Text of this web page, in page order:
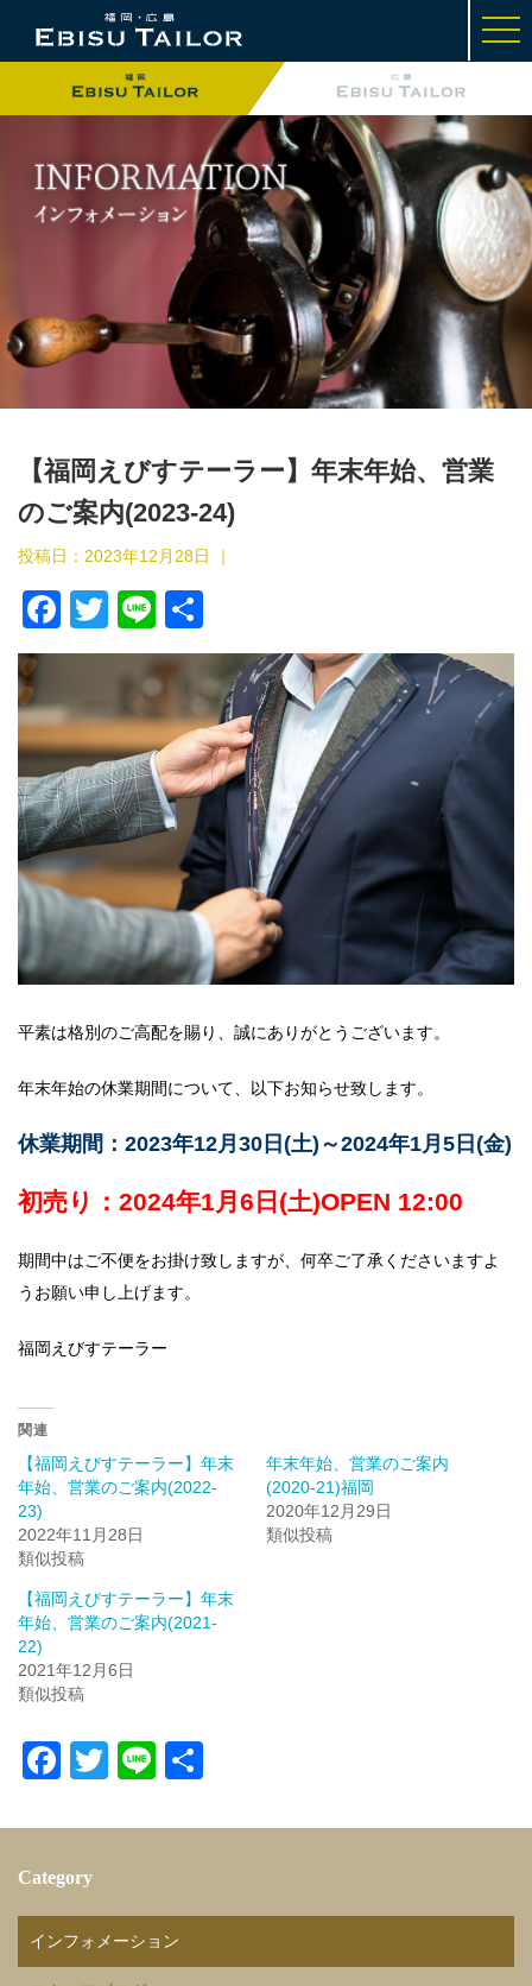
t
o
g
e
a
v
i
g
a
t
i
o
【福岡えびすテーラー】年末年始、営業
のご案内(2023-24)
投稿日： 2023年12月28日 ｜
F
a
e
b
o
o
k
T
wi
tt
er
Li
n
e
有
平素は格別のご高配を賜り、誠にありがとうございます。
年末年始の休業期間について、以下お知らせ致します。
休業期間：2023年12月30日(土)～2024年1月5日(金)
初売り：2024年1月6日(土)OPEN 12:00
期間中はご不便をお掛け致しますが、何卒ご了承くださいますよ
うお願い申し上げます。
福岡えびすテーラー
関連
【福岡えびすテーラー】年末
年始、営業のご案内(2022-
23)
2022年11月28日
類似投稿
年末年始、営業のご案内
(2020-21)福岡
2020年12月29日
類似投稿
【福岡えびすテーラー】年末
年始、営業のご案内(2021-
22)
2021年12月6日
類似投稿
F
c
e
b
o
T
tt
Li
e
Category
インフォメーション